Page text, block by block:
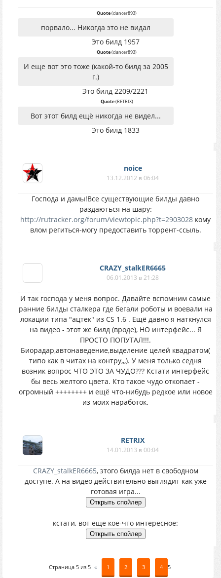
Quote(dancer893)
порвало... Никогда это не видал
Это билд 1957
Quote(dancer893)
И еще вот это тоже (какой-то билд за 2005
г.)
Это билд 2209/2221
Quote(RETRIX)
Вот этот билд ещё никогда не видел...
Это билд 1833
noice
13.12.2012 в 06:04
Господа и дамы!Все существующие билды давно
раздаються на шару:
http://rutracker.org/forum/viewtopic.php?t=2903028 кому
влом региться-могу предоставить торрент-ссыль.
CRAZY_stalkER6665
06.01.2013 в 21:28
И так господа у меня вопрос. Давайте вспомним самые
ранние билды сталкера где бегали роботы и воевали на
локации типа "ацтек" из CS 1.6 . Ещё давно я наткнулся
на видео - этот же билд (вроде), НО интерфейс... Я
ПРОСТО ПОПУТАЛ!!!.
Биорадар,автонаведение,выделение целей квадратом(
типо как в читах на контру,,,). У меня только седня
возник вопрос ЧТО ЭТО ЗА ЧУДО??? Кстати интерфейс
бы весь желтого цвета. Кто такое чудо откопает -
огромный ++++++++ и ещё что-нибудь редкое или новое
из моих наработок.
RETRIX
14.01.2013 в 00:04
CRAZY_stalkER6665, этого билда нет в свободном
доступе. А на видео действительно выглядит как уже
готовая игра...
кстати, вот ещё кое-что интересное:
Страница 5 из 5 « 1 2 3 4 5